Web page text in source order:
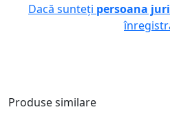
Dacă sunteți persoana
Produse similare